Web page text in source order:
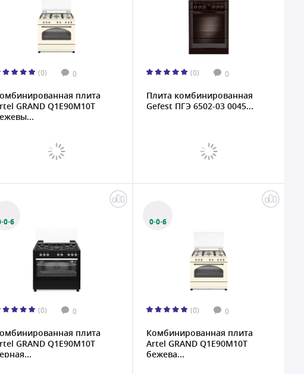
(0) 0
плита
GRAND Q1E90M10T
(0) 0
Плита комбинированная
Gefest ПГЭ 6502-03 0045...
(0) 0
плита
GRAND Q1E90M10T
0·0·6
(0) 0
Комбинированная плита
Artel GRAND Q1E90M10T
бежева...